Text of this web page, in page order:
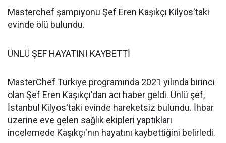
Masterchef şampiyonu Şef Eren Kaşıkçı Kilyos'taki
evinde ölü bulundu.
ÜNLÜ ŞEF HAYATINI KAYBETTİ
MasterChef Türkiye programında 2021 yılında birinci
olan Şef Eren Kaşıkçı'dan acı haber geldi. Ünlü şef,
İstanbul Kilyos'taki evinde hareketsiz bulundu. İhbar
üzerine eve gelen sağlık ekipleri yaptıkları
incelemede Kaşıkçı'nın hayatını kaybettiğini belirledi.